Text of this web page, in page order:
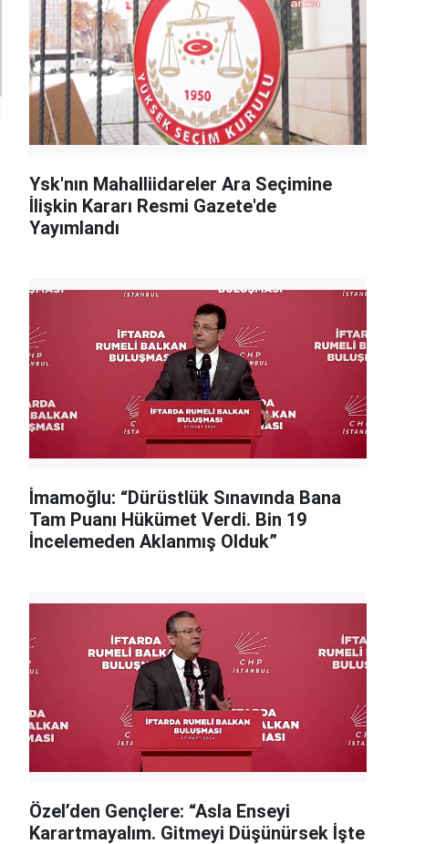
Ysk'nın Mahalliidareler Ara Seçimine
İlişkin Kararı Resmi Gazete'de
Yayımlandı
İmamoğlu: “Dürüstlük Sınavında Bana
Tam Puanı Hükümet Verdi. Bin 19
İncelemeden Aklanmış Olduk”
Özel’den Gençlere: “Asla Enseyi
Karartmayalım. Gitmeyi Düşünürsek İşte